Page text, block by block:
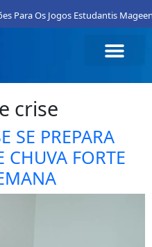
Para Os Jogos Estudantis
crise
SE PREPARA
CHUVA FORTE